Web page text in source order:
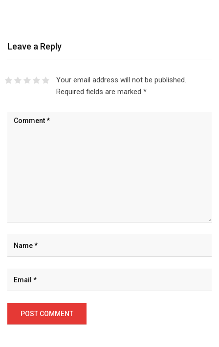
Leave a Reply
Your email address will not be published.
Required fields are marked *